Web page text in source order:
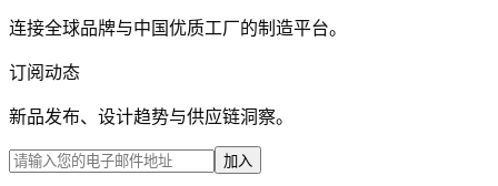
连接全球品牌与中国优质工厂的制造平台。
订阅动态
新品发布、设计趋势与供应链洞察。
加入